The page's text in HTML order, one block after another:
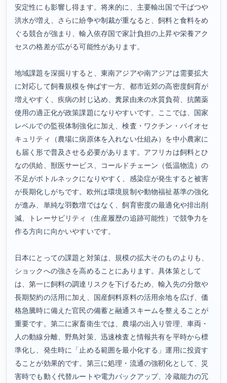
安定性にも影響し得ます。将来的に、主要輸出国で干ばつや
洪水が増え、さらに紛争や制裁が重なると、飼料と食料をめ
ぐる競合が強まり、輸入依存国で家計負担の上昇や栄養アク
セスの格差が広がる可能性があります。
地域課題を深掘りすると、東南アジアや南アジアは需要拡大
に対応して飼養規模を伸ばす一方、都市近郊の高密度飼育が
増えやすく、疾病の封じ込め、糞尿由来の水質負荷、抗菌薬
使用の適正化が政策課題になりやすいです。ここでは、国家
レベルでの監視体制強化に加え、検査・ワクチン・バイオセ
キュリティ（農場に病原体を入れない仕組み）を中小農家に
も届く形で普及させる必要があります。アフリカは飼料とひ
なの供給、獣医サービス、コールドチェーン（低温物流）の
不足がボトルネックになりやすく、感染症が発生すると被害
が長期化しがちです。欧州は環境規制や動物福祉基準の強化
が進み、単純な羽数増ではなく、飼育密度の最適化や排出削
減、トレーサビリティ（生産履歴の追跡可能性）で競争力を
作る方向に向かいやすいです。
日本にとっての課題と対策は、規模の拡大そのものよりも、
ショックへの強さを高めることにあります。具体策として
は、第一に飼料の調達リスクを下げるため、輸入先の分散や
長期契約の活用に加え、国産飼料原料の活用余地を広げ、価
格急騰時に備えた官民の備蓄と融通スキームを整えることが
重要です。第二に家畜衛生では、農場の出入り管理、車両・
人の動線分離、野鳥対策、迅速検査と情報共有を平時から標
準化し、発生時に「止める範囲を最小化する」運用に投資す
ることが効果的です。第三に処理・流通の強靭化として、災
害時でも動く代替ルートや電力バックアップ、冷蔵能力の冗